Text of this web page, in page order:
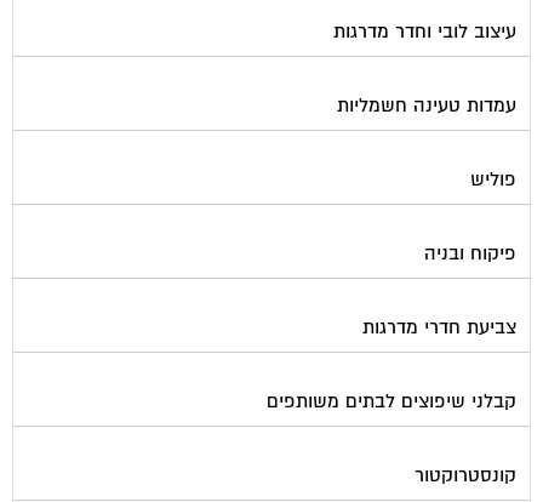
עיצוב לובי וחדר מדרגות
עמדות טעינה חשמליות
פוליש
פיקוח ובניה
צביעת חדרי מדרגות
קבלני שיפוצים לבתים משותפים
קונסטרוקטור